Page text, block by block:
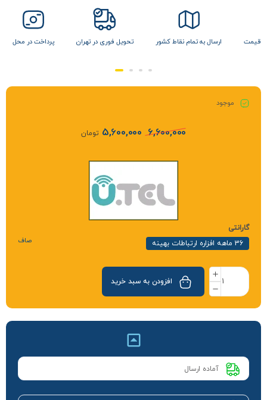
قیمت ارسال به تمام نقاط کشور تحویل فوری در تهران پرداخت در محل
موجود
6,600,000
5,600,000 تومان
گارانتی
36 ماهه افزاره ارتباطات بهینه
صاف
افزودن به سبد خرید
آماده ارسال